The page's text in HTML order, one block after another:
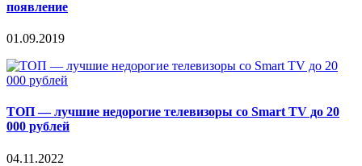
появление
01.09.2019
ТОП — лучшие недорогие телевизоры со Smart TV до 20
000 рублей
04.11.2022